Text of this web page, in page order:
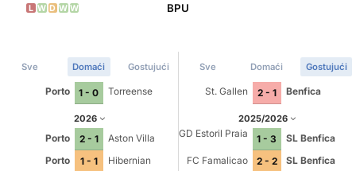
L W D W W
BPU
Sve Domaći Gostujući
Porto 1 - 0 Torreense
2026
Porto 2 - 1
Aston Villa
Porto
1 - 1 Hibernian
Sve Domaći Gostujući
St. Gallen 2 - 1 Benfica
2025/2026
GD Estoril Praia 1 - 3
SL Benfica
FC Famalicao
2 - 2
SL Benfica